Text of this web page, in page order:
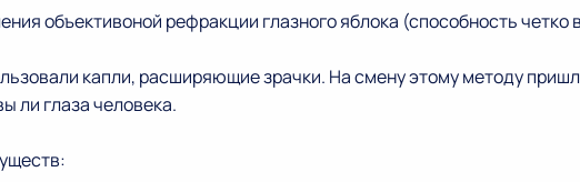
объективоной рефракции глазного яблока (способность четко
капли, расширяющие зрачки. На смену этому методу
ли глаза человека.